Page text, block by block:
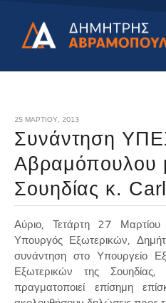
25 ΜΑΡΤΊΟΥ, 2013
Συνάντηση
Αβραμόπουλου
Σουηδίας κ.
Αύριο, Τετάρτη 27
Υπουργός Εξωτερικών,
συνάντηση στο Υπουργείο
Εξωτερικών της
πραγματοποιεί επίσημη